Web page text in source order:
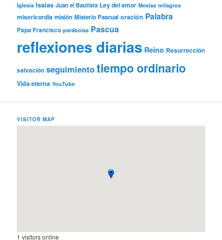
Iglesia Isaías Juan el Bautista Ley del amor Mesías milagros
misericordia misión Misterio Pascual oración Palabra
Papa Francisco parábolas Pascua
reflexiones diarias Reino Resurrección
salvación seguimientotiempo ordinario
Vida eterna YouTube
VISITOR MAP
1 visitors online